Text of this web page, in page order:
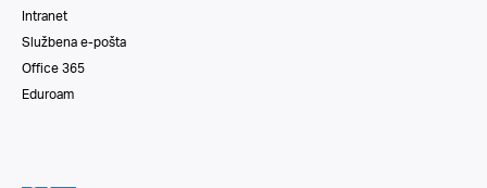
Intranet
Službena e-pošta
Office 365
Eduroam